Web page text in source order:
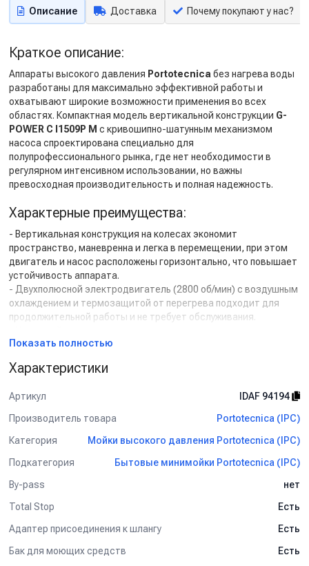
Описание Доставка Почему покупают у нас?
Краткое описание:
Аппараты высокого давления Portotecnica без нагрева воды
разработаны для максимально эффективной работы и
охватывают широкие возможности применения во всех
областях. Компактная модель вертикальной конструкции G-
POWER C I1509P M с кривошипно-шатунным механизмом
насоса спроектирована специально для
полупрофессионального рынка, где нет необходимости в
регулярном интенсивном использовании, но важны
превосходная производительность и полная надежность.
Характерные преимущества:
- Вертикальная конструкция на колесах экономит
пространство, маневренна и легка в перемещении, при этом
двигатель и насос расположены горизонтально, что повышает
устойчивость аппарата.
- Двухполюсной электродвигатель (2800 об/мин) с воздушным
охлаждением и термозащитой от перегрева подходит для
продолжительной работы и не требует обслуживания.
механизмом обеспечивает высокую производительность,
техобслуживания.
отпускания рычага пистолета.
- Держатели для пистолета и насадок позволяют
аксессуарам всегда быть под рукой.
- Профессиональный манометр для постоянного контроля
- Бак для моющего средства объемом 3 л.
- Прочная конструкция аппарата, устойчивая к перепадам
химических средств.
Комплект поставки:
- Шланг высокого давления с винтовыми металлическими
Показать полностью
Характеристики
Артикул
IDAF 94194
Производитель товара
Portotecnica (IPC)
Категория
Мойки высокого давления Portotecnica (IPC)
Подкатегория
Бытовые минимойки Portotecnica (IPC)
By-pass
нет
Total Stop
Есть
Адаптер присоединения к шлангу
Есть
Бак для моющих средств
Есть